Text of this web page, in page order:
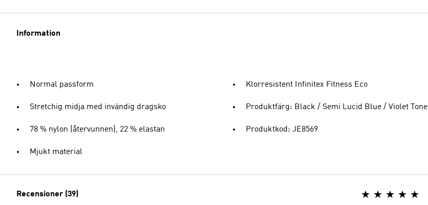
Information
Normal passform
Stretchig midja med invändig dragsko
78 % nylon (återvunnen), 22 % elastan
Mjukt material
Klorresistent Infinitex Fitness Eco
Produktfärg: Black / Semi Lucid Blue / Violet Tone
Produktkod: JE8569
Recensioner (39)